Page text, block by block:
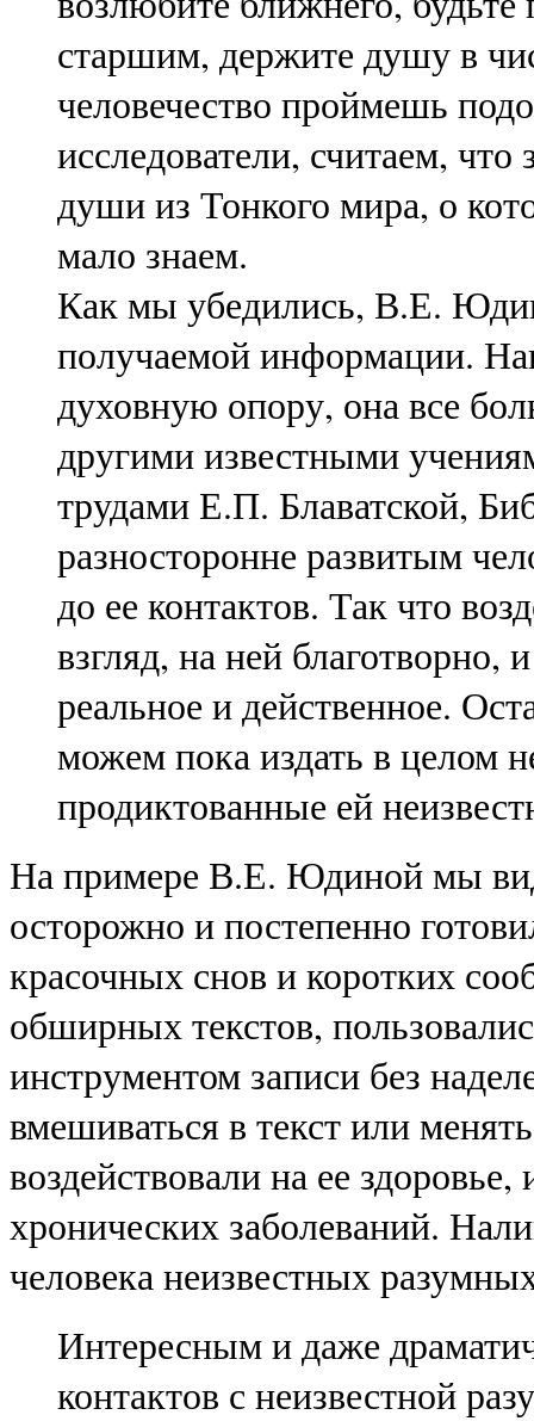
старшим, держите душу в
человечество проймешь
исследователи, считаем, что
души из Тонкого мира, о
мало знаем.
Как мы убедились, В.Е.
получаемой информации.
духовную опору, она все
другими известными
трудами Е.П. Блаватской,
разносторонне развитым
до ее контактов. Так что
взгляд, на ней благотворно,
реальное и действенное.
можем пока издать в целом
продиктованные ей
На примере В.Е. Юдиной мы
осторожно и постепенно
красочных снов и коротких
обширных текстов,
инструментом записи без
вмешиваться в текст или
воздействовали на ее
хронических заболеваний.
человека неизвестных
Интересным и даже
контактов с неизвестной